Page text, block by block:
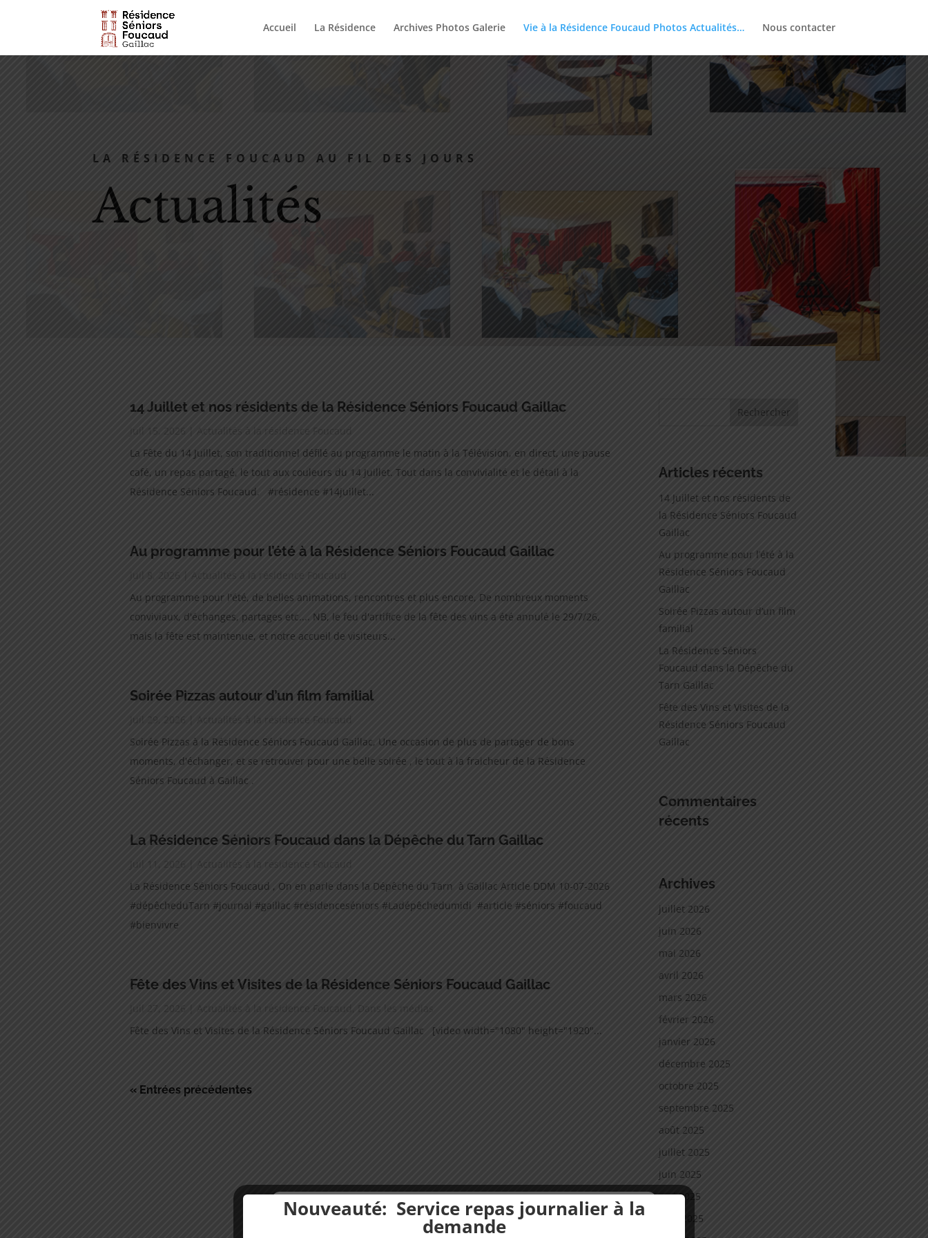
Nous utilisons des cookies pour optimiser notre site web et notre service.
Accueil La Résidence Archives Photos Galerie Vie à la Résidence Foucaud Photos Actualités… Nous contacter
LA RÉSIDENCE FOUCAUD AU FIL DES JOURS
Actualités
14 Juillet et nos résidents de la Résidence Séniors Foucaud Gaillac
Juil 15, 2026
Actualités à la résidence Foucaud
La Fête du 14 Juillet, son traditionnel défilé au programme le matin à la Télévision, en direct, une pause
café, un repas partagé, le tout aux couleurs du 14 Juillet. Tout dans la convivialité et le détail à la
Résidence Séniors Foucaud. #résidence #14juillet...
Au programme pour l’été à la Résidence Séniors Foucaud Gaillac
Juil 8, 2026
Actualités à la résidence Foucaud
Au programme pour l'été, de belles animations, rencontres et plus encore, De nombreux moments
conviviaux, d'échanges, partages etc.... NB, le feu d'artifice de la fête des vins a été annulé le 29/7/26,
mais la fête est maintenue, et notre accueil de visiteurs...
Soirée Pizzas autour d’un film familial
Juil 29, 2026
Actualités à la résidence Foucaud
Soirée Pizzas à la Résidence Séniors Foucaud Gaillac, Une occasion de plus de partager de bons
moments, d'échanger, et se retrouver pour une belle soirée , le tout à la fraicheur de la Résidence
Séniors Foucaud à Gaillac .
La Résidence Séniors Foucaud dans la Dépêche du Tarn Gaillac
Juil 11, 2026
Actualités à la résidence Foucaud
La Résidence Séniors Foucaud , On en parle dans la Dépêche du Tarn à Gaillac Article DDM 10-07-2026
#dépêcheduTarn #journal #gaillac #résidenceséniors #Ladépêchedumidi #article #séniors #foucaud
#bienvivre
Fête des Vins et Visites de la Résidence Séniors Foucaud Gaillac
Juil 27, 2026 Actualités à la résidence Foucaud
Dans les médias
Fête des Vins et Visites de la Résidence Séniors Foucaud Gaillac [video width="1080" height="1920"...
« Entrées précédentes
Articles récents
14 Juillet et nos résidents de
la Résidence Séniors Foucaud
Gaillac
Au programme pour l’été à la
Résidence Séniors Foucaud
Gaillac
Soirée Pizzas autour d’un film
familial
La Résidence Séniors
Foucaud dans la Dépêche du
Tarn Gaillac
Fête des Vins et Visites de la
Résidence Séniors Foucaud
Gaillac
Commentaires
récents
Archives
juillet 2026
juin 2026
mai 2026
avril 2026
mars 2026
février 2026
janvier 2026
décembre 2025
octobre 2025
septembre 2025
août 2025
juillet 2025
juin 2025
mai 2025
avril 2025
Nouveauté: Service repas journalier à la
demande